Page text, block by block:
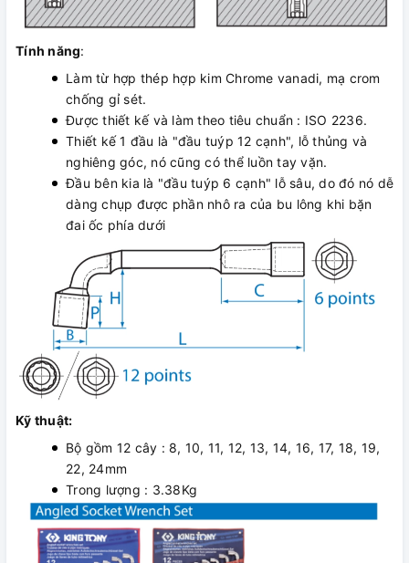
Tính năng:
Làm từ hợp thép hợp kim Chrome vanadi, mạ crom
chống gỉ sét.
Được thiết kế và làm theo tiêu chuẩn : ISO 2236.
Thiết kế 1 đầu là "đầu tuýp 12 cạnh", lỗ thủng và
nghiêng góc, nó cũng có thể luồn tay vặn.
Đầu bên kia là "đầu tuýp 6 cạnh" lỗ sâu, do đó nó dễ
dàng chụp được phần nhô ra của bu lông khi bặn
đai ốc phía dưới
Kỹ thuật:
Bộ gồm 12 cây : 8, 10, 11, 12, 13, 14, 16, 17, 18, 19,
22, 24mm
Trong lượng : 3.38Kg